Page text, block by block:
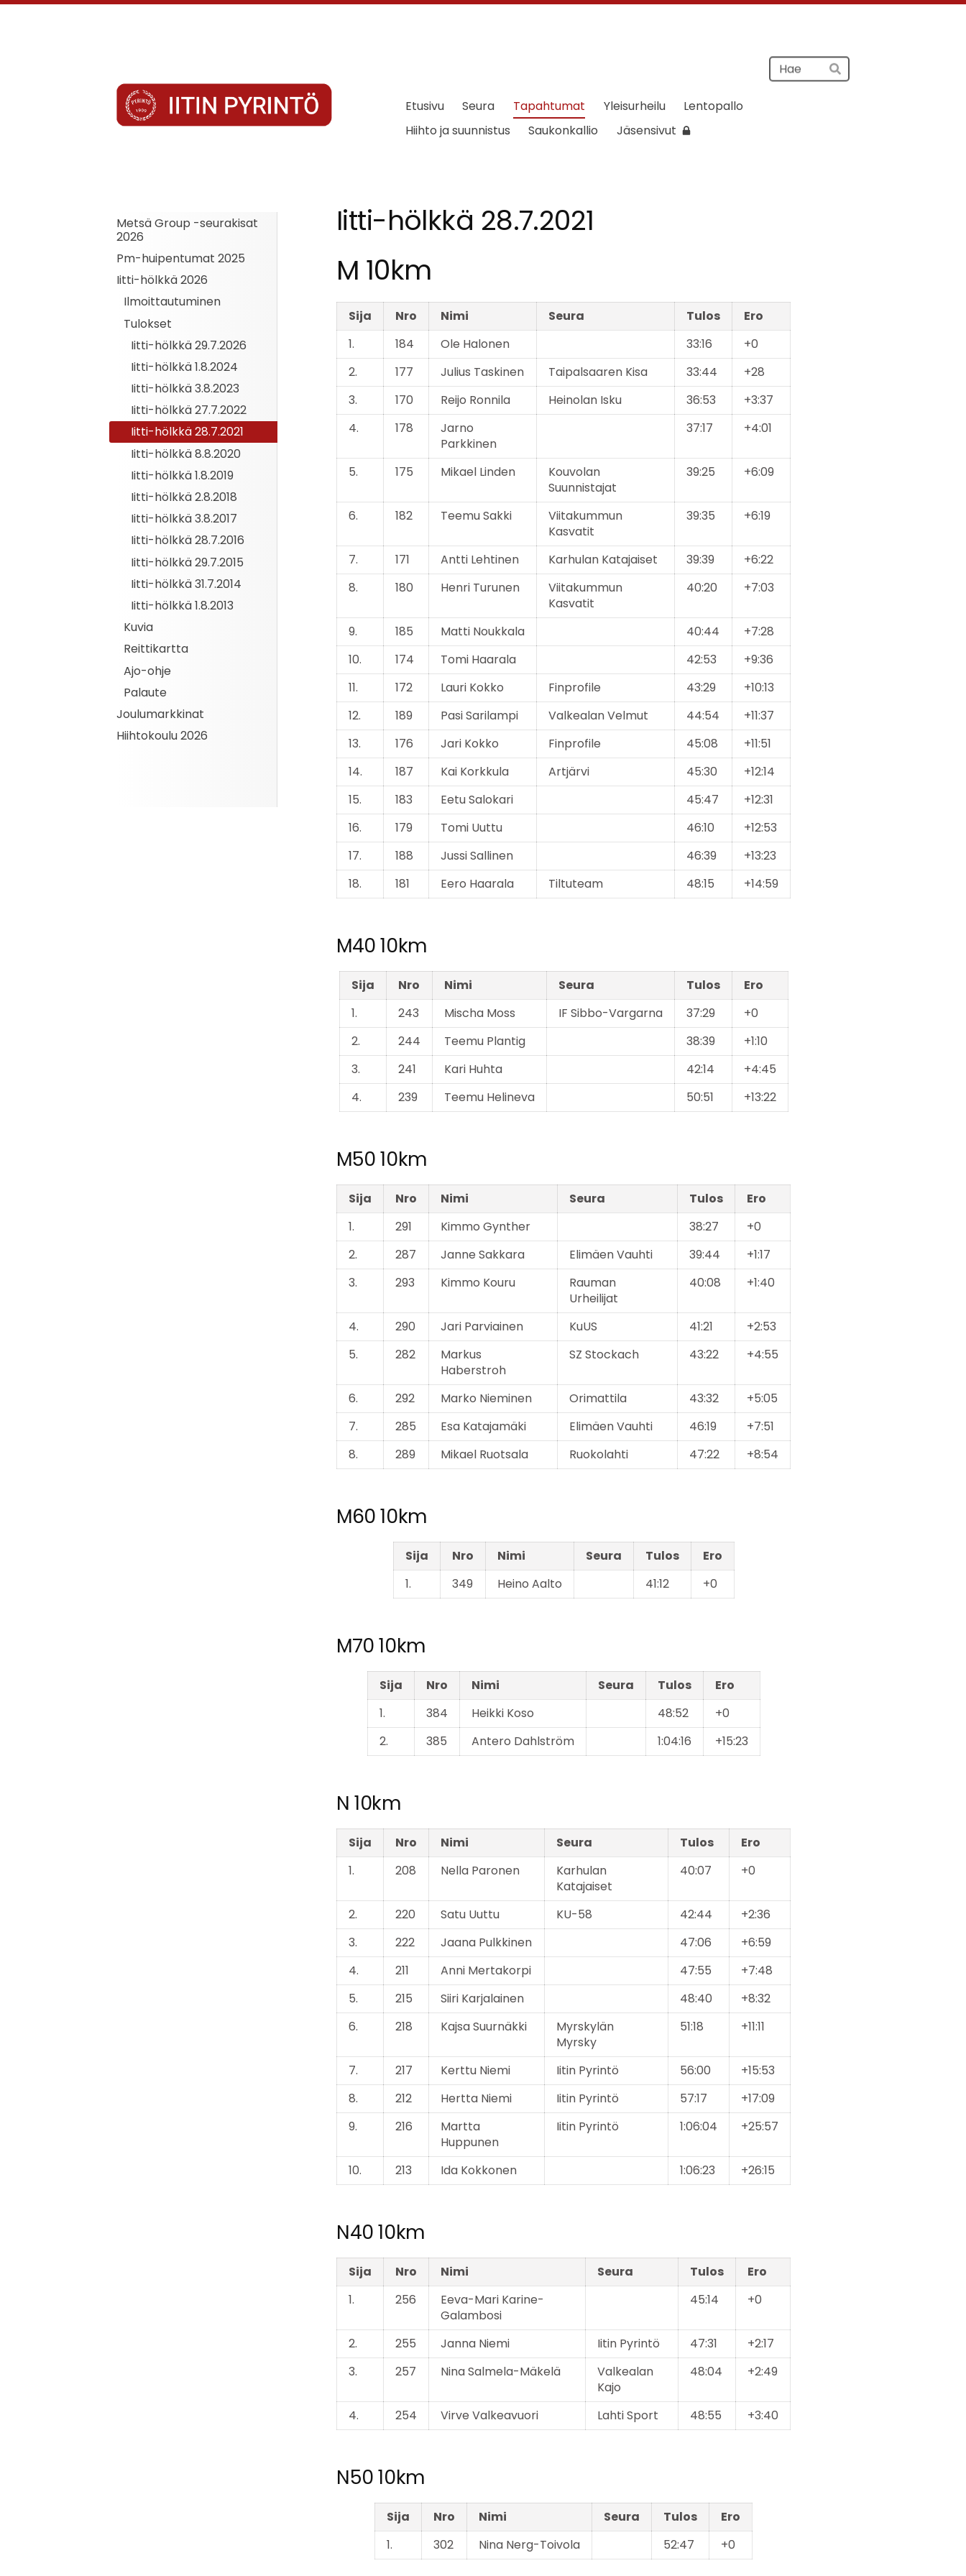
Haku
Hae
Iitin Pyrintö Etusivu Seura Tapahtumat Yleisurheilu
Lentopallo
Hiihto ja suunnistus
Saukonkallio Jäsensivut
Metsä Group -seurakisat
2026
Pm-huipentumat 2025
Iitti-hölkkä 2026
Ilmoittautuminen
Tulokset
Iitti-hölkkä 29.7.2026
Iitti-hölkkä 1.8.2024
Iitti-hölkkä 3.8.2023
Iitti-hölkkä 27.7.2022
Iitti-hölkkä 28.7.2021
Iitti-hölkkä 8.8.2020
Iitti-hölkkä 1.8.2019
Iitti-hölkkä 2.8.2018
Iitti-hölkkä 3.8.2017
Iitti-hölkkä 28.7.2016
Iitti-hölkkä 29.7.2015
Iitti-hölkkä 31.7.2014
Iitti-hölkkä 1.8.2013
Kuvia
Reittikartta
Ajo-ohje
Palaute
Joulumarkkinat
Hiihtokoulu 2026
Iitti-hölkkä 28.7.2021
M 10km
Sija Nro Nimi Seura Tulos
Ero
1.
184 Ole Halonen 33:16
+0
2.
177 Julius Taskinen Taipalsaaren Kisa 33:44
+28
3.
170 Reijo Ronnila Heinolan Isku 36:53
+3:37
4.
178
Jarno
Parkkinen
37:17 +4:01
5. 175 Mikael Linden
Kouvolan
Suunnistajat
39:25 +6:09
6. 182 Teemu Sakki
Viitakummun
Kasvatit
39:35 +6:19
7. 171 Antti Lehtinen Karhulan Katajaiset 39:39
+6:22
8.
180 Henri Turunen
Viitakummun
Kasvatit
40:20 +7:03
9. 185 Matti Noukkala 40:44
+7:28
10.
174 Tomi Haarala 42:53
+9:36
11.
172 Lauri Kokko Finprofile 43:29
+10:13
12.
189 Pasi Sarilampi Valkealan Velmut 44:54
+11:37
13.
176 Jari Kokko Finprofile 45:08
+11:51
14.
187 Kai Korkkula Artjärvi 45:30
+12:14
15.
183 Eetu Salokari 45:47
+12:31
16.
179 Tomi Uuttu 46:10
+12:53
17.
188 Jussi Sallinen 46:39
+13:23
18.
181 Eero Haarala Tiltuteam 48:15 +14:59
M40 10km
Sija Nro Nimi Seura Tulos
Ero
1.
243 Mischa Moss IF Sibbo-Vargarna 37:29
+0
2.
244 Teemu Plantig 38:39
+1:10
3.
241 Kari Huhta 42:14
+4:45
4.
239 Teemu Helineva 50:51 +13:22
M50 10km
Sija Nro Nimi Seura Tulos
Ero
1.
291 Kimmo Gynther 38:27
+0
2.
287 Janne Sakkara Elimäen Vauhti 39:44
+1:17
3.
293 Kimmo Kouru
Rauman
Urheilijat
40:08 +1:40
4. 290 Jari Parviainen KuUS 41:21
+2:53
5.
282
Markus
Haberstroh
SZ Stockach 43:22 +4:55
6. 292 Marko Nieminen Orimattila 43:32
+5:05
7.
285 Esa Katajamäki Elimäen Vauhti 46:19
+7:51
8.
289 Mikael Ruotsala Ruokolahti 47:22 +8:54
M60 10km
Sija Nro Nimi Seura Tulos
Ero
1.
349 Heino Aalto 41:12 +0
M70 10km
Sija Nro Nimi Seura Tulos
Ero
1.
384 Heikki Koso 48:52
+0
2.
385 Antero Dahlström 1:04:16 +15:23
N 10km
Sija Nro Nimi Seura Tulos
Ero
1.
208 Nella Paronen
Karhulan
Katajaiset
40:07 +0
2. 220 Satu Uuttu KU-58 42:44
+2:36
3.
222 Jaana Pulkkinen 47:06
+6:59
4.
211 Anni Mertakorpi 47:55
+7:48
5.
215 Siiri Karjalainen 48:40
+8:32
6.
218 Kajsa Suurnäkki
Myrskylän
Myrsky
51:18 +11:11
7. 217 Kerttu Niemi Iitin Pyrintö 56:00
+15:53
8.
212 Hertta Niemi Iitin Pyrintö 57:17
+17:09
9.
216
Martta
Huppunen
Iitin Pyrintö 1:06:04 +25:57
10. 213 Ida Kokkonen 1:06:23 +26:15
N40 10km
Sija Nro Nimi Seura Tulos
Ero
1.
256
Eeva-Mari Karine-
Galambosi
45:14 +0
2. 255 Janna Niemi Iitin Pyrintö 47:31
+2:17
3.
257 Nina Salmela-Mäkelä
Valkealan
Kajo
48:04 +2:49
4. 254 Virve Valkeavuori Lahti Sport 48:55 +3:40
N50 10km
Sija Nro Nimi Seura Tulos
Ero
1.
302 Nina Nerg-Toivola 52:47 +0